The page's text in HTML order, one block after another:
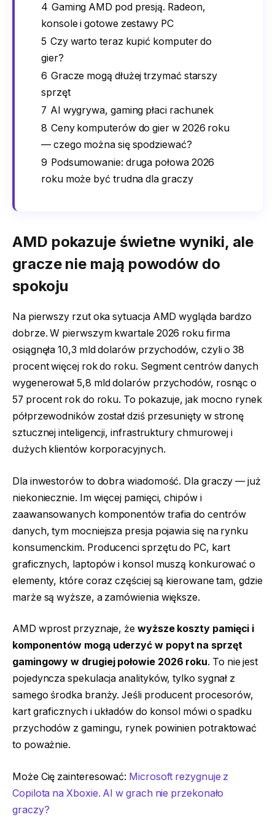
4 Gaming AMD pod presją. Radeon,
konsole i gotowe zestawy PC
5 Czy warto teraz kupić komputer do
gier?
6 Gracze mogą dłużej trzymać starszy
sprzęt
7 AI wygrywa, gaming płaci rachunek
8 Ceny komputerów do gier w 2026 roku
— czego można się spodziewać?
9 Podsumowanie: druga połowa 2026
roku może być trudna dla graczy
AMD pokazuje świetne wyniki, ale
gracze nie mają powodów do
spokoju
Na pierwszy rzut oka sytuacja AMD wygląda bardzo
dobrze. W pierwszym kwartale 2026 roku firma
osiągnęła 10,3 mld dolarów przychodów, czyli o 38
procent więcej rok do roku. Segment centrów danych
wygenerował 5,8 mld dolarów przychodów, rosnąc o
57 procent rok do roku. To pokazuje, jak mocno rynek
półprzewodników został dziś przesunięty w stronę
sztucznej inteligencji, infrastruktury chmurowej i
dużych klientów korporacyjnych.
Dla inwestorów to dobra wiadomość. Dla graczy — już
niekoniecznie. Im więcej pamięci, chipów i
zaawansowanych komponentów trafia do centrów
danych, tym mocniejsza presja pojawia się na rynku
konsumenckim. Producenci sprzętu do PC, kart
graficznych, laptopów i konsol muszą konkurować o
elementy, które coraz częściej są kierowane tam, gdzie
marże są wyższe, a zamówienia większe.
AMD wprost przyznaje, żewyższe koszty pamięci i
komponentów mogą uderzyć w popyt na sprzęt
gamingowy w drugiej połowie 2026 roku. To nie jest
pojedyncza spekulacja analityków, tylko sygnał z
samego środka branży. Jeśli producent procesorów,
kart graficznych i układów do konsol mówi o spadku
przychodów z gamingu, rynek powinien potraktować
to poważnie.
Może Cię zainteresować: Microsoft rezygnuje z
Copilota na Xboxie. AI w grach nie przekonało
graczy?